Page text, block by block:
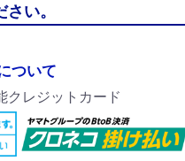
い。
ついて